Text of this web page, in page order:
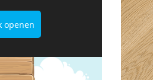
openen